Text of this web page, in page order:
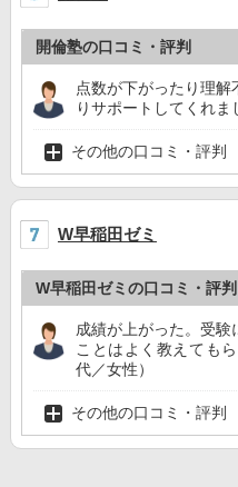
開倫塾の口コミ・評判
点数が下がったり理
りサポートしてくれま
その他の口コミ・評判
W早稲田ゼミ
W早稲田ゼミの口コミ・評判
成績が上がった。受
ことはよく教えても
代／女性）
その他の口コミ・評判